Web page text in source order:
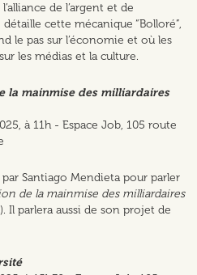
de l’argent et de
cette mécanique “Bolloré”,
le pas sur l’économie et où les
les médias et la culture.
la mainmise des milliardaires
à 11h - Espace Job, 105 route
Santiago Mendieta pour parler
de la mainmise des milliardaires
Il parlera aussi de son projet de